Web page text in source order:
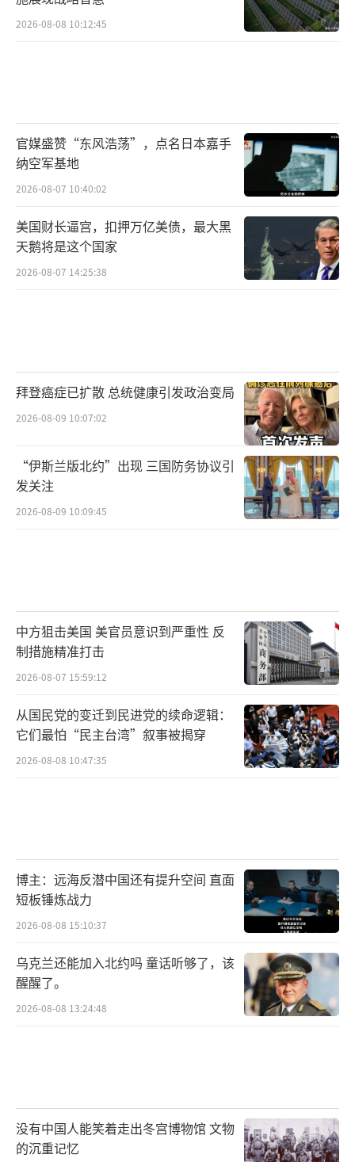
2026-08-08 10:12:45
官媒盛赞“东风浩荡”，点名日本嘉手
纳空军基地
2026-08-07 10:40:02
美国财长逼宫，扣押万亿美债，最大黑
天鹅将是这个国家
2026-08-07 14:25:38
拜登癌症已扩散 总统健康引发政治变局
2026-08-09 10:07:02
“伊斯兰版北约”出现 三国防务协议引
发关注
2026-08-09 10:09:45
中方狙击美国 美官员意识到严重性 反
制措施精准打击
2026-08-07 15:59:12
从国民党的变迁到民进党的续命逻辑：
它们最怕“民主台湾”叙事被揭穿
2026-08-08 10:47:35
博主：远海反潜中国还有提升空间 直面
短板锤炼战力
2026-08-08 15:10:37
乌克兰还能加入北约吗 童话听够了，该
醒醒了。
2026-08-08 13:24:48
没有中国人能笑着走出冬宫博物馆 文物
的沉重记忆